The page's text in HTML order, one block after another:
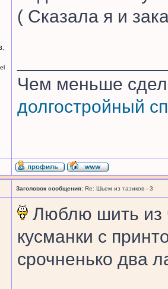
( Сказала я и
Чем меньше
долгостройный
Заголовок сообщения: Re: Шьем из тазиков - 3
Люблю шить из
кусманки с
срочненько два